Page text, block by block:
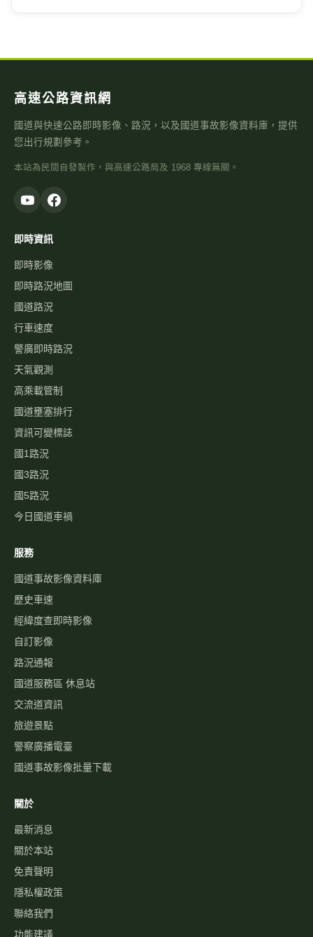
高速公路資訊網
國道與快速公路即時影像、路況，以及國道事故影像資料庫，提供
您出行規劃參考。
本站為民間自發製作，與高速公路局及 1968 專線無關。
即時資訊
即時影像
即時路況地圖
國道路況
行車速度
警廣即時路況
天氣觀測
高乘載管制
國道壅塞排行
資訊可變標誌
國1路況
國3路況
國5路況
今日國道車禍
服務
國道事故影像資料庫
歷史車速
經緯度查即時影像
自訂影像
路況通報
國道服務區 休息站
交流道資訊
旅遊景點
警察廣播電臺
國道事故影像批量下載
關於
最新消息
關於本站
免責聲明
隱私權政策
聯絡我們
功能建議